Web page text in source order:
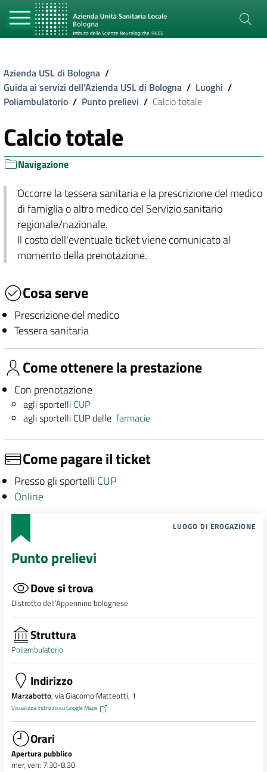
Azienda USL di Bologna /
Guida ai servizi dell'Azienda USL di Bologna / Luoghi /
Poliambulatorio / Punto prelievi / Calcio totale
Calcio totale
Navigazione
Occorre la tessera sanitaria e la prescrizione del medico
di famiglia o altro medico del Servizio sanitario
regionale/nazionale.
Il costo dell'eventuale ticket viene comunicato al
momento della prenotazione.
Cosa serve
Prescrizione del medico
Tessera sanitaria
Come ottenere la prestazione
Con prenotazione
agli sportelli CUP
agli sportelli CUP dellefarmacie
Come pagare il ticket
Presso gli sportelli CUP
Online
LUOGO DI EROGAZIONE
Punto prelievi
Dove si trova
Distretto dell’Appennino bolognese
Struttura
Poliambulatorio
Indirizzo
Marzabotto, via Giacomo Matteotti, 1
Visualizza indirizzo su Google Maps
Orari
Apertura pubblico
mer, ven: 7.30-8.30